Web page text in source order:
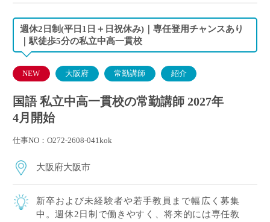
週休2日制(平日1日＋日祝休み)｜専任登用チャンスあり
｜駅徒歩5分の私立中高一貫校
NEW 大阪府 常勤講師 紹介
国語 私立中高一貫校の常勤講師 2027年
4月開始
仕事NO：O272-2608-041kok
大阪府大阪市
新卒および未経験者や若手教員まで幅広く募集
中。週休2日制で働きやすく、将来的には専任教